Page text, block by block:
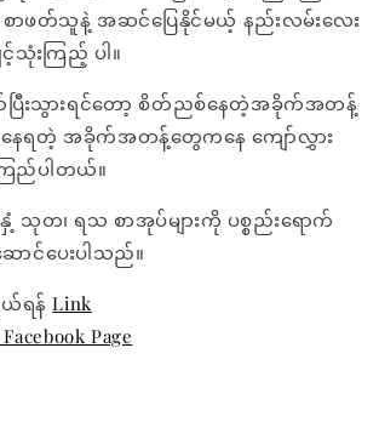
င် စာဖတ်သူနဲ့ အဆင်ပြေနိုင်မယ့် နည်းလမ်းလေး
းကြည့် ပါ။
ြီးသွားရင်တော့ စိတ်ညစ်နေတဲ့အခိုက်အတန့်
ေရတဲ့ အခိုက်အတန့်တွေကနေ ကျော်လွှား
ည်ပါတယ်။
သုတ၊ ရသ စာအုပ်များကို ပစ္စည်းရောက်
ောင်ပေးပါသည်။
ရန်Link
Page